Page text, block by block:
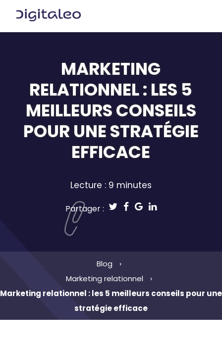
MARKETING
RELATIONNEL : LES 5
MEILLEURS CONSEILS
POUR UNE STRATÉGIE
EFFICACE
Lecture : 9 minutes
Partager :
Blog
Marketing relationnel
Marketing relationnel : les 5 meilleurs conseils pour une
stratégie efficace